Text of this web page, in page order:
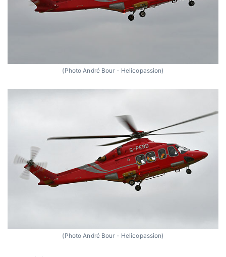
(Photo André Bour - Helicopassion)
(Photo André Bour - Helicopassion)